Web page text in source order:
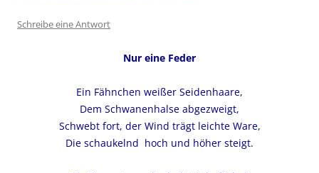
Schreibe eine Antwort
Nur eine Feder
Ein Fähnchen weißer Seidenhaare,
Dem Schwanenhalse abgezweigt,
Schwebt fort, der Wind trägt leichte Ware,
Die schaukelnd hoch und höher steigt.